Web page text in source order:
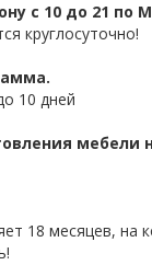
с 10 до 21 по
круглосуточно!
10 дней
мебели
18 месяцев, на